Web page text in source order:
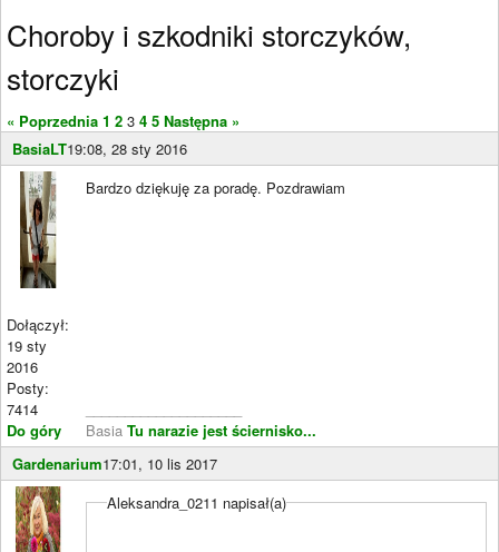
Choroby i szkodniki storczyków,
storczyki
« Poprzednia 1 2 3 4 5 Następna »
BasiaLT19:08, 28 sty 2016
Dołączył:
19 sty
2016
Posty:
7414
Do góry
Bardzo dziękuję za poradę. Pozdrawiam
Basia Tu narazie jest ściernisko...
Gardenarium17:01, 10 lis 2017
Aleksandra_0211 napisał(a)